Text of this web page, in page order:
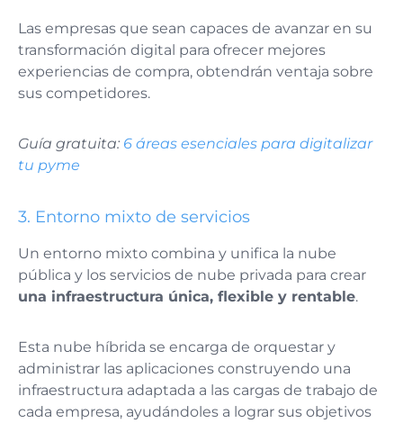
Las empresas que sean capaces de avanzar en su
transformación digital para ofrecer mejores
experiencias de compra, obtendrán ventaja sobre
sus competidores.
Guía gratuita: 6 áreas esenciales para digitalizar
tu pyme
3. Entorno mixto de servicios
Un entorno mixto combina y unifica la nube
pública y los servicios de nube privada para crear
una infraestructura única, flexible y rentable.
Esta nube híbrida se encarga de orquestar y
administrar las aplicaciones construyendo una
infraestructura adaptada a las cargas de trabajo de
cada empresa, ayudándoles a lograr sus objetivos